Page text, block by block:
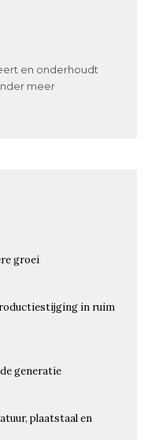
en onderhoudt
meer
groei
in ruim
generatie
plaatstaal en